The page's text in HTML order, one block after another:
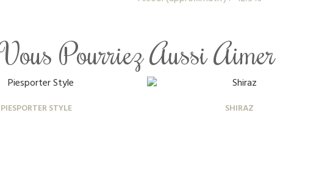
Vous Pourriez Aussi Aimer
PIESPORTER STYLE SHIRAZ